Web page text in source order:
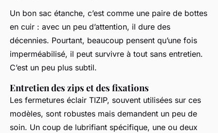
Un bon sac étanche, c’est comme une paire de bottes
en cuir : avec un peu d’attention, il dure des
décennies. Pourtant, beaucoup pensent qu’une fois
imperméabilisé, il peut survivre à tout sans entretien.
C’est un peu plus subtil.
Entretien des zips et des fixations
Les fermetures éclair TIZIP, souvent utilisées sur ces
modèles, sont robustes mais demandent un peu de
soin. Un coup de lubrifiant spécifique, une ou deux